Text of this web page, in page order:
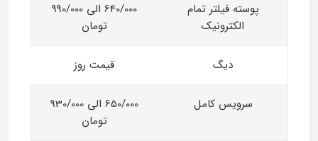
پوسته فیلتر تمام
الکترونیک
640/000 الی 990/000
تومان
دیگ قیمت روز
سرویس کامل
650/000 الی 930/000
تومان